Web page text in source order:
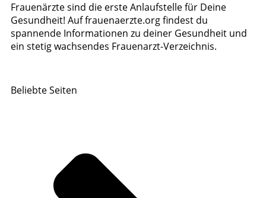
Frauenärzte sind die erste Anlaufstelle für Deine
Gesundheit! Auf frauenaerzte.org findest du
spannende Informationen zu deiner Gesundheit und
ein stetig wachsendes Frauenarzt-Verzeichnis.
Beliebte Seiten